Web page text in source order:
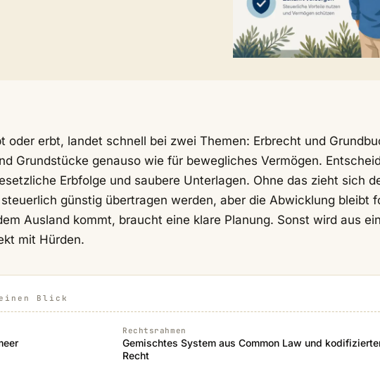
oder erbt, landet schnell bei zwei Themen: Erbrecht und
Grundstücke genauso wie für bewegliches Vermögen.
Erbfolge und saubere Unterlagen. Ohne das zieht sich
günstig übertragen werden, aber die Abwicklung bleibt
Ausland kommt, braucht eine klare Planung. Sonst wird aus
mit Hürden.
Blick
Rechtsrahmen
Gemischtes System aus Common Law und
Recht